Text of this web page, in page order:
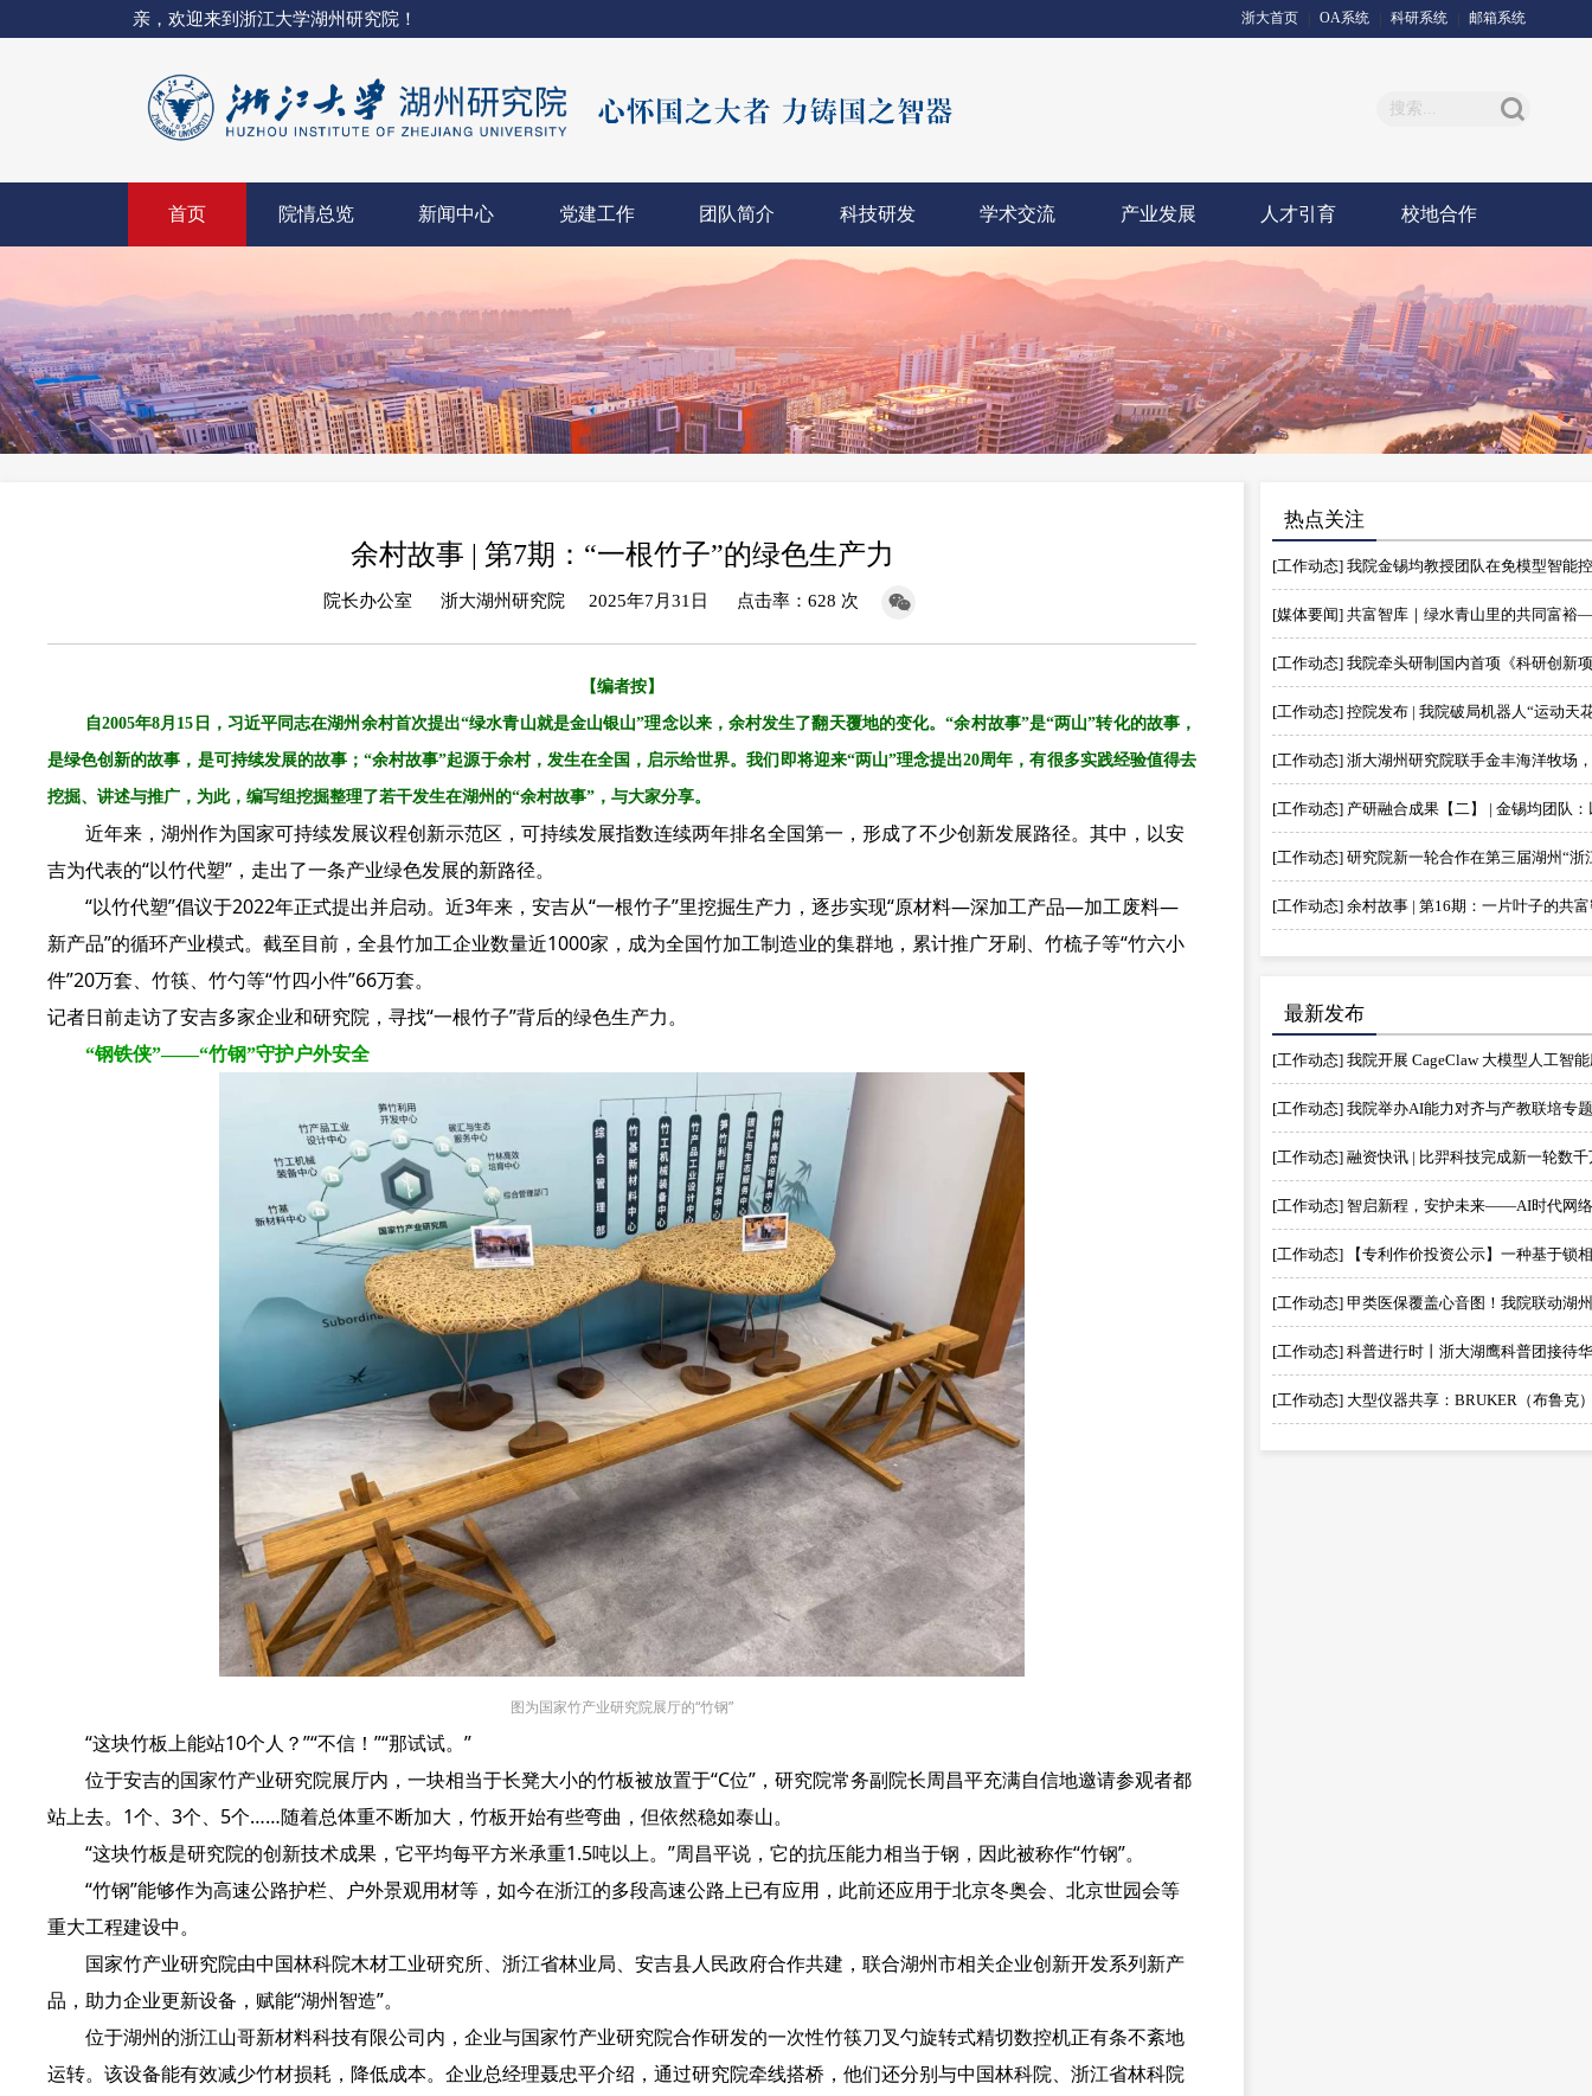
亲，欢迎来到浙江大学湖州研究院！ 邮箱系统
科研系统
OA系统
浙大首页
首页 院情总览 新闻中心 党建工作 团队简介 科技研发 学术交流 产业发展 人才引育 校地合作
余村故事 | 第7期：“一根竹子”的绿色生产力
院长办公室 浙大湖州研究院 2025年7月31日 点击率：628 次
【编者按】
自2005年8月15日，习近平同志在湖州余村首次提出“绿水青山就是金山银山”理念以来，余村发生了翻天覆地的变化。“余村故事”是“两山”转化的故事，
是绿色创新的故事，是可持续发展的故事；“余村故事”起源于余村，发生在全国，启示给世界。我们即将迎来“两山”理念提出20周年，有很多实践经验值得去
挖掘、讲述与推广，为此，编写组挖掘整理了若干发生在湖州的“余村故事”，与大家分享。
近年来，湖州作为国家可持续发展议程创新示范区，可持续发展指数连续两年排名全国第一，形成了不少创新发展路径。其中，以安
吉为代表的“以竹代塑”，走出了一条产业绿色发展的新路径。
“以竹代塑”倡议于2022年正式提出并启动。近3年来，安吉从“一根竹子”里挖掘生产力，逐步实现“原材料—深加工产品—加工废料—
新产品”的循环产业模式。截至目前，全县竹加工企业数量近1000家，成为全国竹加工制造业的集群地，累计推广牙刷、竹梳子等“竹六小
件”20万套、竹筷、竹勺等“竹四小件”66万套。
记者日前走访了安吉多家企业和研究院，寻找“一根竹子”背后的绿色生产力。
“钢铁侠”——“竹钢”守护户外安全
图为国家竹产业研究院展厅的“竹钢”
“这块竹板上能站10个人？”“不信！”“那试试。”
位于安吉的国家竹产业研究院展厅内，一块相当于长凳大小的竹板被放置于“C位”，研究院常务副院长周昌平充满自信地邀请参观者都
站上去。1个、3个、5个……随着总体重不断加大，竹板开始有些弯曲，但依然稳如泰山。
“这块竹板是研究院的创新技术成果，它平均每平方米承重1.5吨以上。”周昌平说，它的抗压能力相当于钢，因此被称作“竹钢”。
“竹钢”能够作为高速公路护栏、户外景观用材等，如今在浙江的多段高速公路上已有应用，此前还应用于北京冬奥会、北京世园会等
重大工程建设中。
国家竹产业研究院由中国林科院木材工业研究所、浙江省林业局、安吉县人民政府合作共建，联合湖州市相关企业创新开发系列新产
品，助力企业更新设备，赋能“湖州智造”。
位于湖州的浙江山哥新材料科技有限公司内，企业与国家竹产业研究院合作研发的一次性竹筷刀叉勺旋转式精切数控机正有条不紊地
运转。该设备能有效减少竹材损耗，降低成本。企业总经理聂忠平介绍，通过研究院牵线搭桥，他们还分别与中国林科院、浙江省林科院
热点关注
[工作动态] 余村故事 | 第16期：一片叶子的共
最新发布
[工作动态] 我院举办AI能力对齐与产教联培专